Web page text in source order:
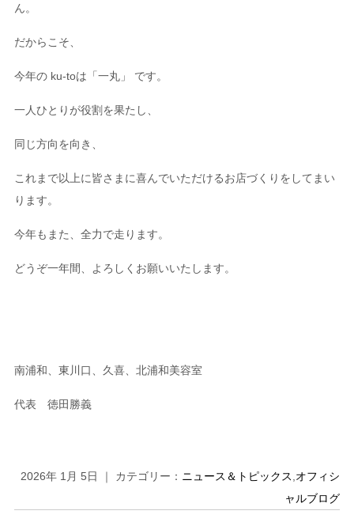
ん。
だからこそ、
今年の ku-toは「一丸」 です。
一人ひとりが役割を果たし、
同じ方向を向き、
これまで以上に皆さまに喜んでいただけるお店づくりをしてまい
ります。
今年もまた、全力で走ります。
どうぞ一年間、よろしくお願いいたします。
南浦和、東川口、久喜、北浦和美容室
代表 徳田勝義
2026年 1月 5日 ｜ カテゴリー： ニュース＆トピックス オフィシ
ャルブログ